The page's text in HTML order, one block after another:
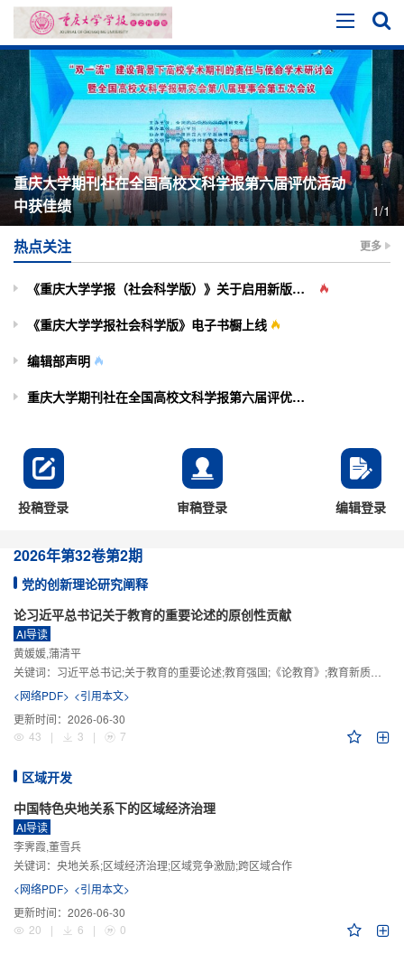
重庆大学期刊社在全国高校文科学报第六届评优活动
中获佳绩
1/1
热点关注 更多
《重庆大学学报（社会科学版）》关于启用新版投审稿系统的通知
《重庆大学学报社会科学版》电子书橱上线
编辑部声明
重庆大学期刊社在全国高校文科学报第六届评优活动中获佳绩
投稿登录 审稿登录 编辑登录
2026年第32卷第2期
党的创新理论研究阐释
论习近平总书记关于教育的重要论述的原创性贡献
AI导读
黄媛媛,蒲清平
关键词： 习近平总书记;关于教育的重要论述;教育强国;《论教育》;教育新质生产力;教育人工智能
<网络PDF> <引用本文>
更新时间： 2026-06-30
43
| 3 | 7
区域开发
中国特色央地关系下的区域经济治理
AI导读
李霁霞,董雪兵
关键词： 央地关系;区域经济治理;区域竞争激励;跨区域合作
<网络PDF> <引用本文>
更新时间： 2026-06-30
20
| 6 | 0